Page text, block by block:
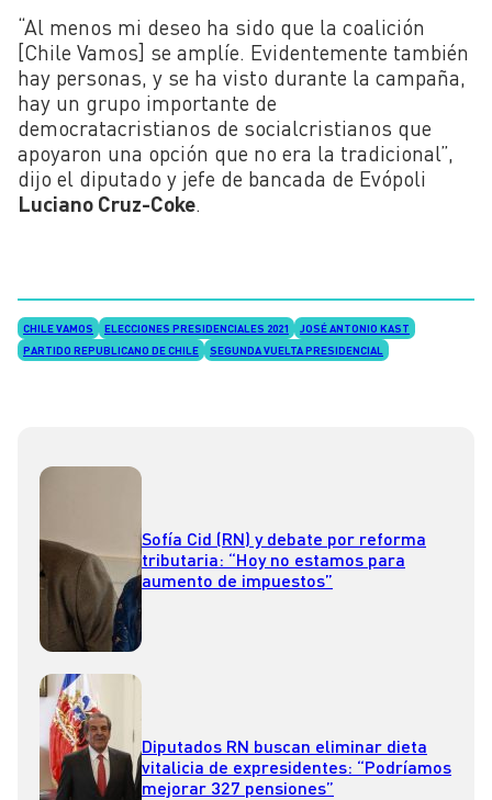
“Al menos mi deseo ha sido que la coalición
[Chile Vamos] se amplíe. Evidentemente también
hay personas, y se ha visto durante la campaña,
hay un grupo importante de
democratacristianos de socialcristianos que
apoyaron una opción que no era la tradicional”,
dijo el diputado y jefe de bancada de Evópoli
Luciano Cruz-Coke.
CHILE VAMOS ELECCIONES PRESIDENCIALES 2021
JOSÉ ANTONIO KAST
PARTIDO REPUBLICANO DE CHILE
SEGUNDA VUELTA PRESIDENCIAL
Sofía Cid (RN) y debate por reforma
tributaria: “Hoy no estamos para
aumento de impuestos”
Diputados RN buscan eliminar dieta
vitalicia de expresidentes: “Podríamos
mejorar 327 pensiones”